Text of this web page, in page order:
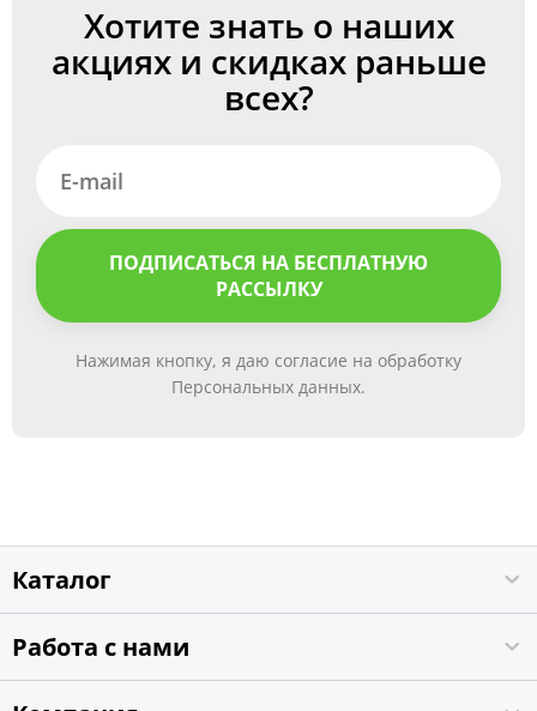
Хотите знать о наших
акциях и скидках раньше
всех?
ПОДПИСАТЬСЯ НА БЕСПЛАТНУЮ
РАССЫЛКУ
Нажимая кнопку, я даю согласие на обработку
Персональных данных.
Каталог
Работа с нами